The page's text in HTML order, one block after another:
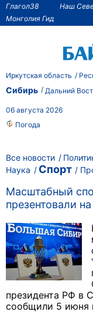
Глагол38 Наш
Монголия Гид
Иркутская область
Сибирь Дальний
06 августа 2026
Погода
Все новости
Наука
Спорт
Масштабный
презентовали
президента РФ в
сообщили 5 июня